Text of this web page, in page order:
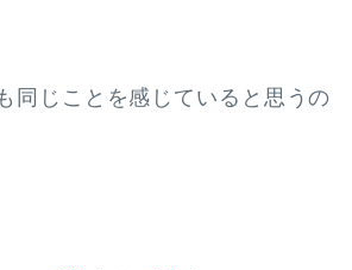
同じことを感じていると思うの